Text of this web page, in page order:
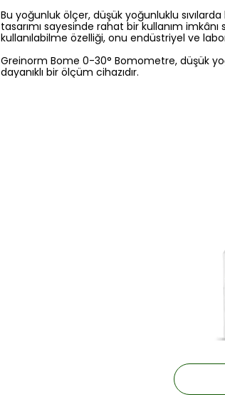
Bu yoğunluk ölçer, düşük yoğunluklu
tasarımı sayesinde rahat bir kullanım imkânı
kullanılabilme özelliği, onu endüstriyel ve
Greinorm Bome 0-30° Bomometre, düşük
dayanıklı bir ölçüm cihazıdır.